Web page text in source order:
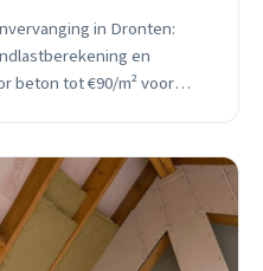
in Dronten:
en
beton tot €90/m² voor